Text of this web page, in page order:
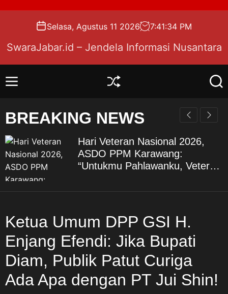
Selasa, Agustus 11 2026 7:41:35 PM
SwaraJabar.id – Jendela Informasi Nusantara
M
u
S
f
e
S
r
BREAKING NEWS
Hari Veteran Nasional 2026,
ASDO PPM Karawang:
“Untukmu Pahlawanku, Veteran
(HARVETNAS) setiap 10
Agustus bukan sekadar
momentum seremonial,
melainkan ruang refleksi bagi
bangsa Indonesia untuk
kembali mengenang jasa,
pengorbanan, dan pengabdian
Ketua Umum DPP GSI H.
Enjang Efendi: Jika Bupati
Diam, Publik Patut Curiga
Ada Apa dengan PT Jui Shin!